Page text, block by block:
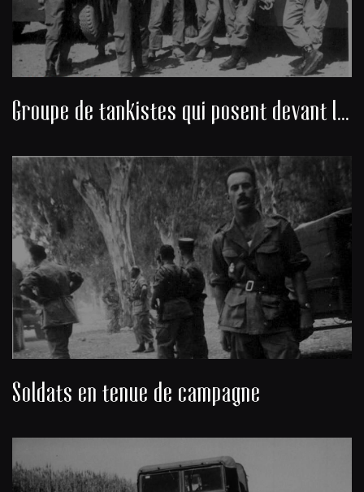
Groupe de tankistes qui posent devant leur char
Soldats en tenue de campagne